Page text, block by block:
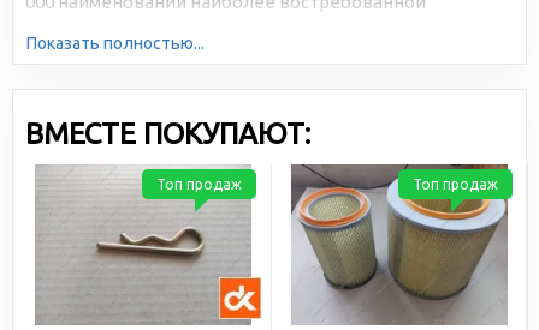
Показать полностью...
ВМЕСТЕ ПОКУПАЮТ:
Топ продаж Топ продаж